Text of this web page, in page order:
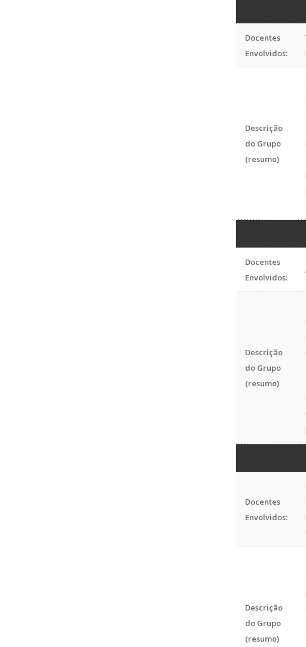
Docentes
Envolvidos:
Descrição
do Grupo
(resumo)
Docentes
Envolvidos:
Descrição
do Grupo
(resumo)
Docentes
Envolvidos:
Descrição
do Grupo
(resumo)